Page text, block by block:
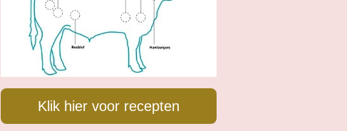
Klik hier voor recepten